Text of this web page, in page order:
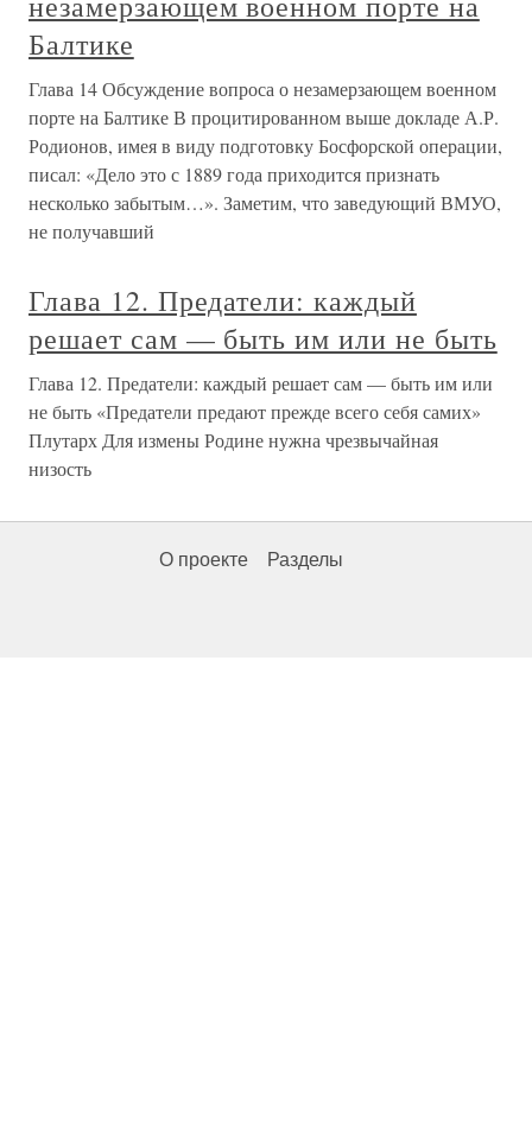
Балтике
Глава 14 Обсуждение вопроса о незамерзающем военном
порте на Балтике В процитированном выше докладе А.Р.
Родионов, имея в виду подготовку Босфорской операции,
писал: «Дело это с 1889 года приходится признать
несколько забытым…». Заметим, что заведующий ВМУО,
не получавший
Глава 12. Предатели: каждый
решает сам — быть им или не быть
Глава 12. Предатели: каждый решает сам — быть им или
не быть «Предатели предают прежде всего себя самих»
Плутарх Для измены Родине нужна чрезвычайная
низость
О проекте Разделы